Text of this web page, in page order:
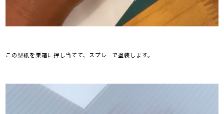
この型紙を巣箱に押し当てて、スプレーで塗装します。